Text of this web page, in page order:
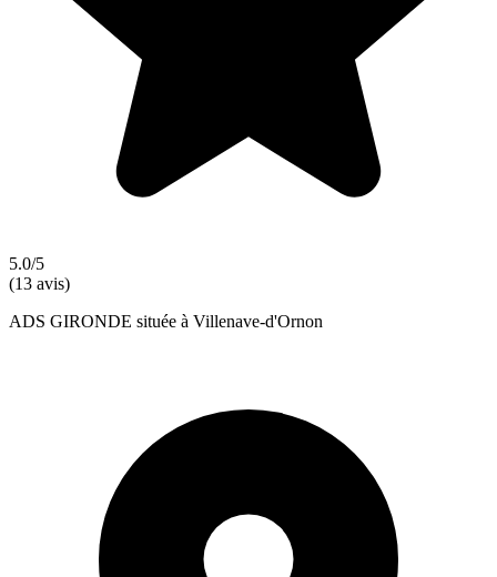
5.0/5
(13 avis)
ADS GIRONDE située à Villenave-d'Ornon